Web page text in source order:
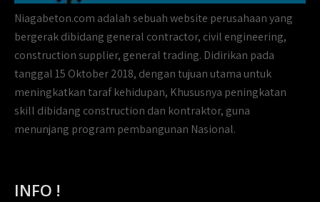
Niagabeton.com adalah sebuah website perusahaan yang
bergerak dibidang general contractor, civil engineering,
construction supplier, general trading. Didirikan pada
tanggal 15 Oktober 2018, dengan tujuan utama untuk
meningkatkan taraf kehidupan, Khususnya peningkatan
skill dibidang construction dan kontraktor, guna
menunjang program pembangunan Nasional.
INFO !